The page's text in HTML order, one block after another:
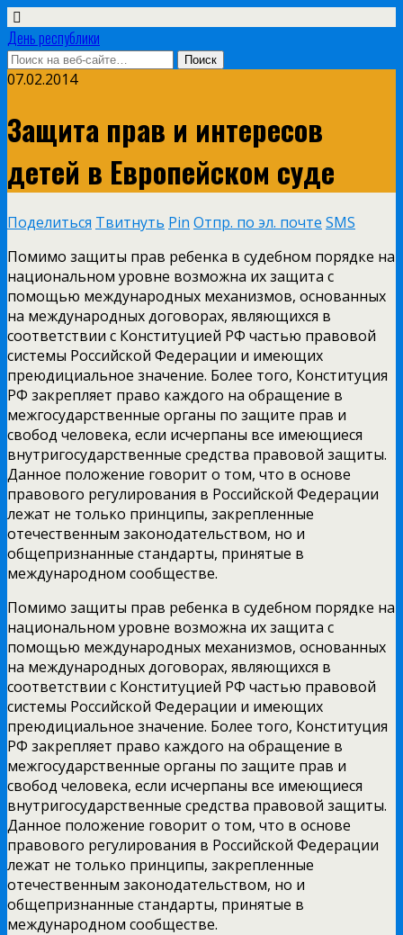
День республики
07.02.2014
Защита прав и интересов
детей в Европейском суде
Поделиться Твитнуть Pin Отпр. по эл. почте SMS
Помимо защиты прав ребенка в судебном порядке на
национальном уровне возможна их защита с
помощью международных механизмов, основанных
на международных договорах, являющихся в
соответствии с Конституцией РФ частью правовой
системы Российской Федерации и имеющих
преюдициальное значение. Более того, Конституция
РФ закрепляет право каждого на обращение в
межгосударственные органы по защите прав и
свобод человека, если исчерпаны все имеющиеся
внутригосударственные средства правовой защиты.
Данное положение говорит о том, что в основе
правового регулирования в Российской Федерации
лежат не только принципы, закрепленные
отечественным законодательством, но и
общепризнанные стандарты, принятые в
международном сообществе.
Помимо защиты прав ребенка в судебном порядке на
национальном уровне возможна их защита с
помощью международных механизмов, основанных
на международных договорах, являющихся в
соответствии с Конституцией РФ частью правовой
системы Российской Федерации и имеющих
преюдициальное значение. Более того, Конституция
РФ закрепляет право каждого на обращение в
межгосударственные органы по защите прав и
свобод человека, если исчерпаны все имеющиеся
внутригосударственные средства правовой защиты.
Данное положение говорит о том, что в основе
правового регулирования в Российской Федерации
лежат не только принципы, закрепленные
отечественным законодательством, но и
общепризнанные стандарты, принятые в
международном сообществе.